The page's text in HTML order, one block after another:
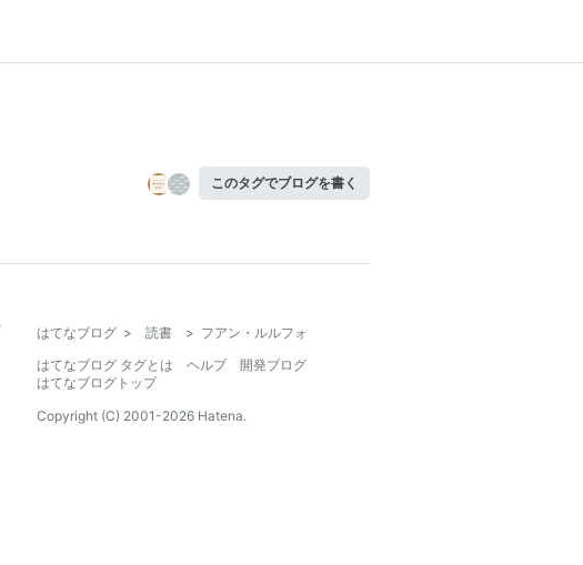
このタグでブログを書く
はてなブログ > 読書 > フアン・ルルフォ
はてなブログ タグとは
ヘルプ
開発ブログ
はてなブログトップ
Copyright (C) 2001-2026 Hatena.